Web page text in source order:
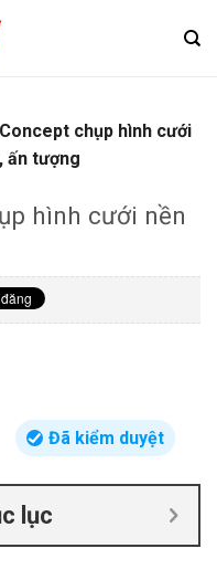
chụp hình cưới
ấn tượng
hình cưới nền
Đã kiểm duyệt
lục